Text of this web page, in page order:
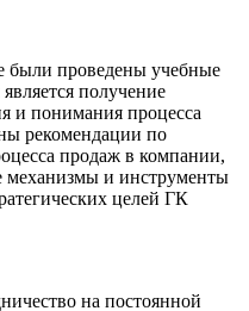
были проведены учебные
получение
и понимания процесса
рекомендации по
продаж в компании,
механизмы и инструменты
целей ГК
на постоянной